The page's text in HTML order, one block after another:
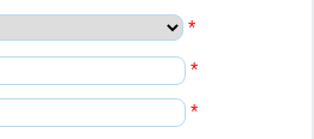
*
*
*